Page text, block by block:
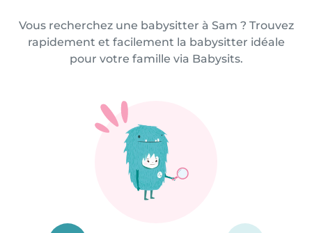
Vous recherchez une babysitter à Sam ? Trouvez
rapidement et facilement la babysitter idéale
pour votre famille via Babysits.